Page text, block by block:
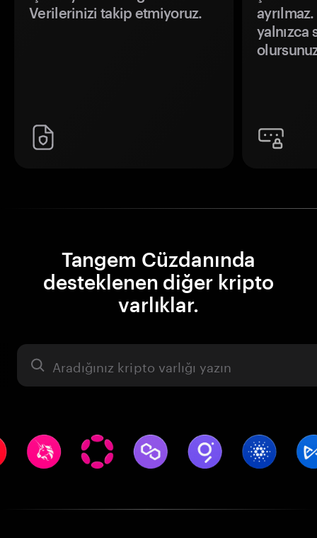
Verilerinizi takip etmiyoruz.
yalnızca
Tangem Cüzdanında
desteklenen diğer kripto
varlıklar.
Varlık